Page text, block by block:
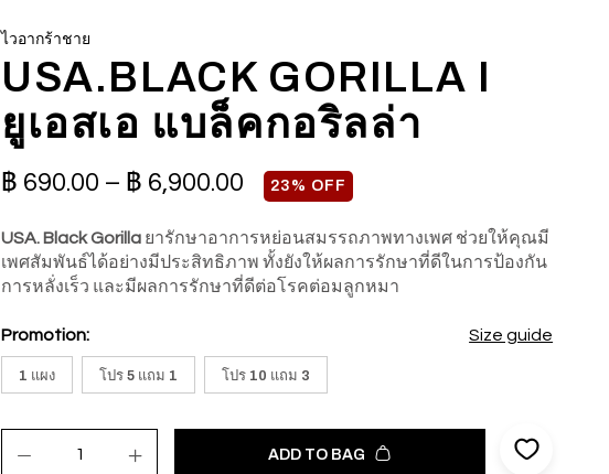
ไวอากร้าชาย
USA.BLACK GORILLA I
ยูเอสเอ แบล็คกอริลล่า
฿ 690.00 – ฿ 6,900.00 23% OFF
USA. Black Gorilla ยารักษาอาการหย่อนสมรรถภาพทางเพศ ช่วยให้คุณมี
เพศสัมพันธ์ได้อย่างมีประสิทธิภาพ ทั้งยังให้ผลการรักษาที่ดีในการป้องกัน
การหลั่งเร็ว และมีผลการรักษาที่ดีต่อโรคต่อมลูกหมา
Promotion: Size guide
1 แผง โปร 5 แถม 1 โปร 10 แถม 3
ADD TO BAG